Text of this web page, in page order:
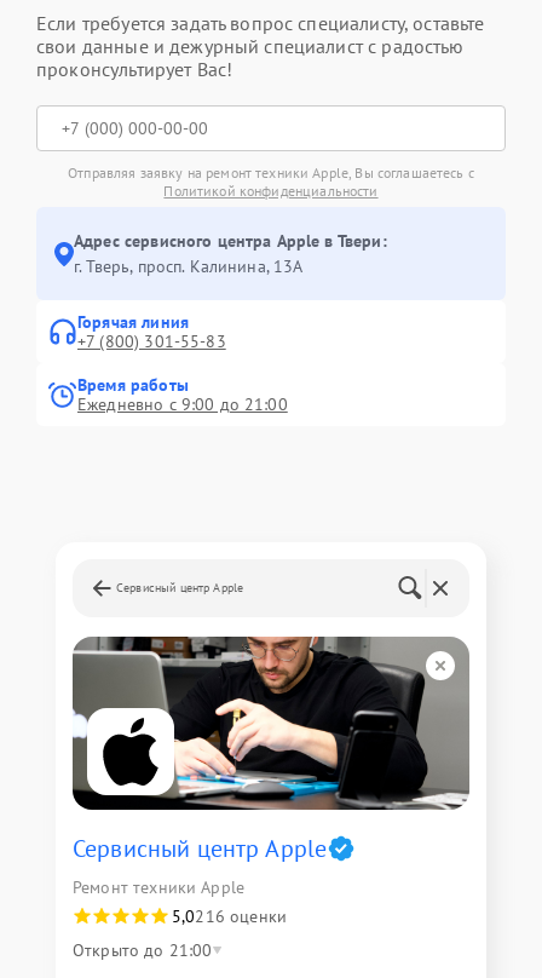
Если требуется задать вопрос специалисту, оставьте
свои данные и дежурный специалист с радостью
проконсультирует Вас!
Отправляя заявку на ремонт техники Apple, Вы соглашаетесь с
Политикой конфиденциальности
Адрес сервисного центра Apple в Твери:
г. Тверь, просп. Калинина, 13А
Горячая линия
+7 (800) 301-55-83
Время работы
Ежедневно с 9:00 до 21:00
Сервисный центр Apple
Сервисный центр Apple
Ремонт техники Apple
5,0216 оценки
Открыто до 21:00